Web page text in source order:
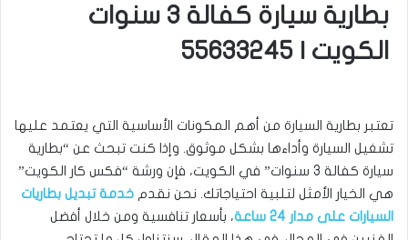
بطارية سيارة كفالة 3 سنوات
الكويت | 55633245
تعتبر بطارية السيارة من أهم المكونات الأساسية التي يعتمد عليها
تشغيل السيارة وأداءها بشكل موثوق. وإذا كنت تبحث عن “بطارية
سيارة كفالة 3 سنوات” في الكويت، فإن ورشة “فكس كار الكويت”
هي الخيار الأمثل لتلبية احتياجاتك. نحن نقدم خدمة تبديل بطاريات
السيارات على مدار 24 ساعة
، بأسعار تنافسية ومن خلال أفضل